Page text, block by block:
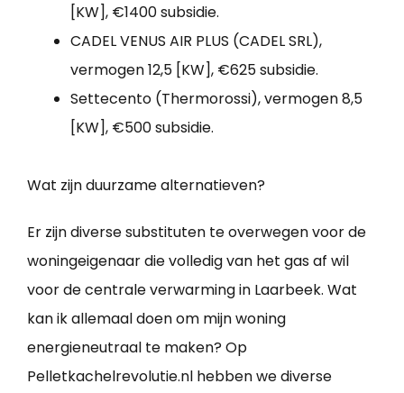
[KW], €1400 subsidie.
CADEL VENUS AIR PLUS (CADEL SRL),
vermogen 12,5 [KW], €625 subsidie.
Settecento (Thermorossi), vermogen 8,5
[KW], €500 subsidie.
Wat zijn duurzame alternatieven?
Er zijn diverse substituten te overwegen voor de
woningeigenaar die volledig van het gas af wil
voor de centrale verwarming in Laarbeek. Wat
kan ik allemaal doen om mijn woning
energieneutraal te maken? Op
Pelletkachelrevolutie.nl hebben we diverse